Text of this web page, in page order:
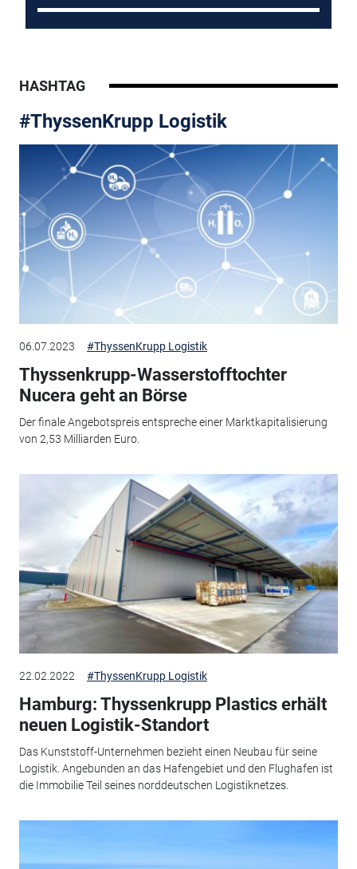
HASHTAG
#ThyssenKrupp Logistik
06.07.2023 #ThyssenKrupp Logistik
Thyssenkrupp-Wasserstofftochter
Nucera geht an Börse
Der finale Angebotspreis entspreche einer Marktkapitalisierung
von 2,53 Milliarden Euro.
22.02.2022 #ThyssenKrupp Logistik
Hamburg: Thyssenkrupp Plastics erhält
neuen Logistik-Standort
Das Kunststoff-Unternehmen bezieht einen Neubau für seine
Logistik. Angebunden an das Hafengebiet und den Flughafen ist
die Immobilie Teil seines norddeutschen Logistiknetzes.